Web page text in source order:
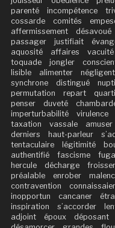
parenté
incompétence
cossarde
comités
affermissement
désavoué
passager
justifiait
aquosité
affaires vacuité
toquade
jongler
lisible
alimenter négligent
synchrone
distingué
permutation
repart
penser
duveté
imperturbabilité
virulence
taxation
vassale amuser
derniers
haut-parleur
tentaculaire
légitimité
authentifié
fascisme
hercule
décharge froisser
préalable
enrober
contravention
inopportun
cancaner
inspiration
s’accorder
adjoint
époux déposant